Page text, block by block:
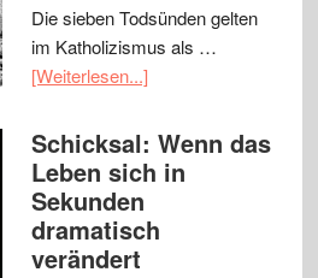
Die sieben Todsünden gelten
im Katholizismus als …
[Weiterlesen...]
Schicksal: Wenn das
Leben sich in
Sekunden
dramatisch
verändert